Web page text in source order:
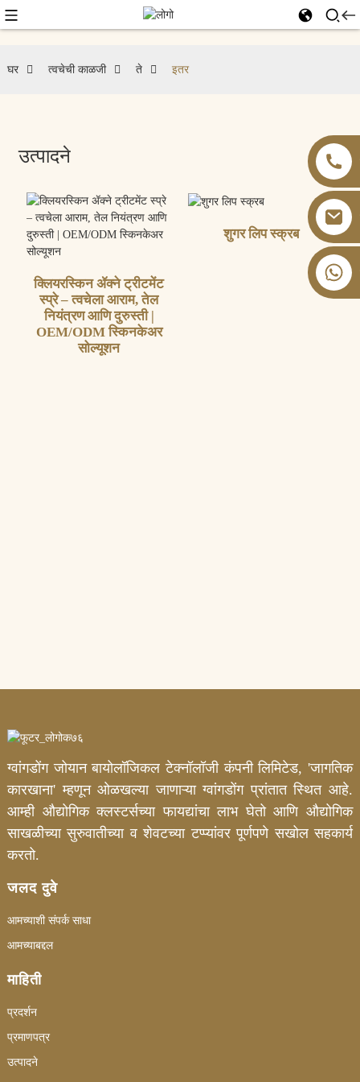
घर त्वचेची काळजी ते इतर
उत्पादने
क्लियरस्किन ॲक्ने ट्रीटमेंट
स्प्रे – त्वचेला आराम, तेल
नियंत्रण आणि दुरुस्ती |
OEM/ODM स्किनकेअर
सोल्यूशन
शुगर लिप स्क्रब
ग्वांगडोंग जोयान बायोलॉजिकल टेक्नॉलॉजी कंपनी लिमिटेड, 'जागतिक
कारखाना' म्हणून ओळखल्या जाणाऱ्या ग्वांगडोंग प्रांतात स्थित आहे.
आम्ही औद्योगिक क्लस्टर्सच्या फायद्यांचा लाभ घेतो आणि औद्योगिक
साखळीच्या सुरुवातीच्या व शेवटच्या टप्प्यांवर पूर्णपणे सखोल सहकार्य
करतो.
जलद दुवे
आमच्याशी संपर्क साधा
आमच्याबद्दल
माहिती
प्रदर्शन
प्रमाणपत्र
उत्पादने